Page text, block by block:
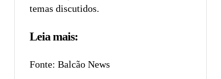
temas discutidos.
Leia mais:
Fonte: Balcão News